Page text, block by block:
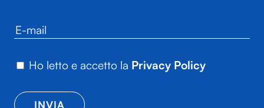
Ho letto e accetto la Privacy Policy